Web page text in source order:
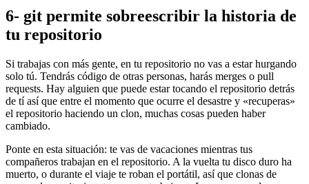
6- git permite sobreescribir la historia de
tu repositorio
Si trabajas con más gente, en tu repositorio no vas a estar hurgando
solo tú. Tendrás código de otras personas, harás merges o pull
requests. Hay alguien que puede estar tocando el repositorio detrás
de tí así que entre el momento que ocurre el desastre y «recuperas»
el repositorio haciendo un clon, muchas cosas pueden haber
cambiado.
Ponte en esta situación: te vas de vacaciones mientras tus
compañeros trabajan en el repositorio. A la vuelta tu disco duro ha
muerto, o durante el viaje te roban el portátil, así que clonas de